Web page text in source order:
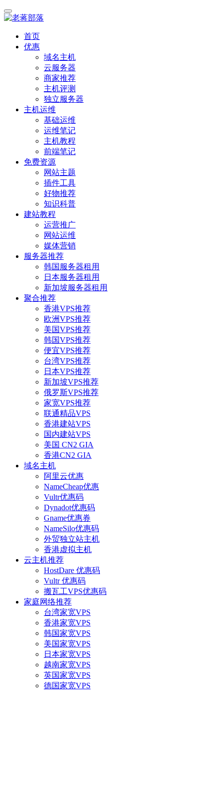
首页
优惠
域名主机
云服务器
商家推荐
主机评测
独立服务器
主机运维
基础运维
运维笔记
主机教程
前端笔记
免费资源
网站主题
插件工具
好物推荐
知识科普
建站教程
运营推广
网站运维
媒体营销
服务器推荐
韩国服务器租用
日本服务器租用
新加坡服务器租用
聚合推荐
香港VPS推荐
欧洲VPS推荐
美国VPS推荐
韩国VPS推荐
便宜VPS推荐
台湾VPS推荐
日本VPS推荐
新加坡VPS推荐
俄罗斯VPS推荐
家宽VPS推荐
联通精品VPS
香港建站VPS
国内建站VPS
美国 CN2 GIA
香港CN2 GIA
域名主机
阿里云优惠
NameCheap优惠
Vultr优惠码
Dynadot优惠码
Gname优惠券
NameSilo优惠码
外贸独立站主机
香港虚拟主机
云主机推荐
HostDare 优惠码
Vultr 优惠码
搬瓦工VPS优惠码
家庭网络推荐
台湾家宽VPS
香港家宽VPS
韩国家宽VPS
美国家宽VPS
日本家宽VPS
越南家宽VPS
英国家宽VPS
德国家宽VPS